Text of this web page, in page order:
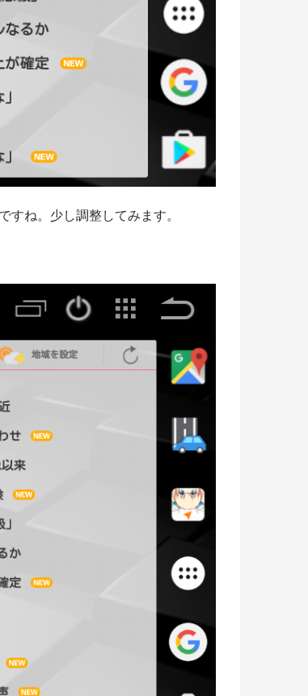
すね。少し調整してみます。